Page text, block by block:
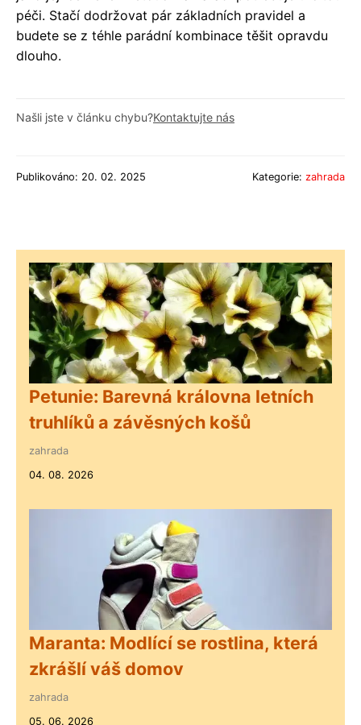
péči. Stačí dodržovat pár základních pravidel a
budete se z téhle parádní kombinace těšit opravdu
dlouho.
Našli jste v článku chybu?Kontaktujte nás
Publikováno: 20. 02. 2025 Kategorie: zahrada
Petunie: Barevná královna letních
truhlíků a závěsných košů
zahrada
04. 08. 2026
Maranta: Modlící se rostlina, která
zkrášlí váš domov
zahrada
05. 06. 2026